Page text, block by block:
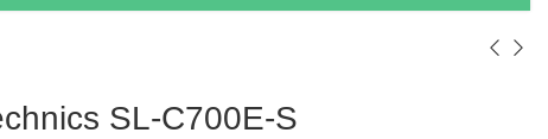
SL-C700E-S